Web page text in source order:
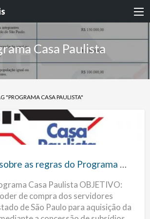
Casa Paulista
"PROGRAMA CASA PAULISTA"
Informe-se sobre as regras do Programa Casa Paulista
Casa Paulista OBJETIVO:
de compra dos servidores
de São Paulo para aquisição da